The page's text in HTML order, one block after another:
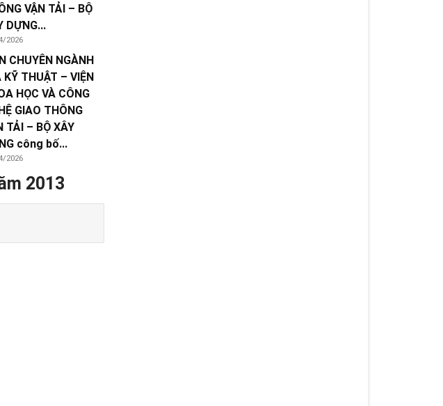
VẬN TẢI – BỘ
DỰNG...
2026
CHUYÊN NGÀNH
THUẬT – VIỆN
HỌC VÀ CÔNG
GIAO THÔNG
TẢI – BỘ XÂY
công bố...
2026
2013